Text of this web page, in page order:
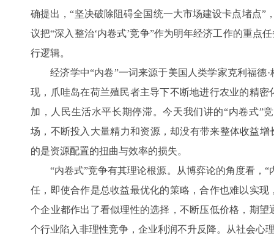
确提出，“坚决破除阻碍全国统一大市场建设卡点堵点”
议把“深入整治‘内卷式’竞争”作为明年经济工作的重点
行逻辑。
经济学中“内卷”一词来源于美国人类学家克利福德·
现，爪哇岛在荷兰殖民者主导下不断地进行农业的精
加，人民生活水平长期停滞。今天我们讲的“内卷式”
场，不断投入大量精力和资源，却没有带来整体收益
的是资源配置的扭曲与效率的损失。
“内卷式”竞争有其理论根源。从博弈论的角度看，“
任，即使合作是总收益最优化的策略，合作也难以实
个企业都作出了看似理性的选择，不断压低价格，期
个行业陷入非理性竞争，企业利润不升反降。从社会心